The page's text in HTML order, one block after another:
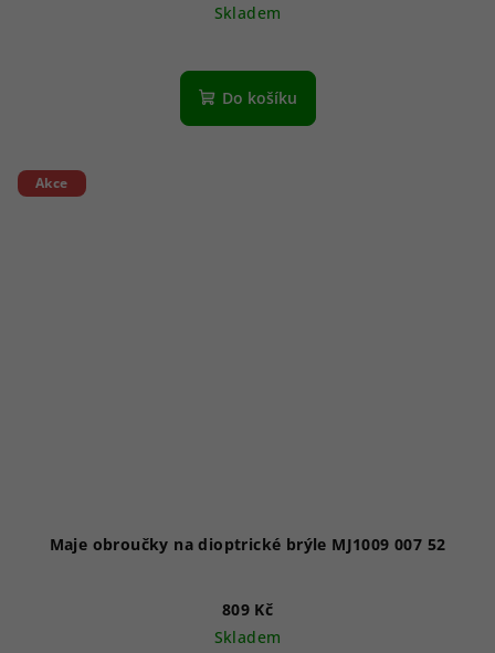
Skladem
Do košíku
Akce
Maje obroučky na dioptrické brýle MJ1009 007 52
809 Kč
Skladem